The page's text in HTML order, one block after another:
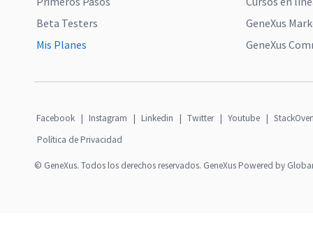
Beta Testers
Mis Planes
GeneXus
GeneXus
Facebook | Instagram | Linkedin | Twitter | Youtube |
Política de Privacidad
© GeneXus. Todos los derechos reservados. GeneXus Powered by